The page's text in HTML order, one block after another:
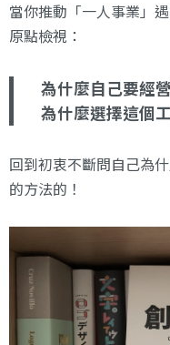
當你推動「一人事業」
原點檢視：
為什麼自己要經
為什麼選擇這個
回到初衷不斷問自己為
的方法的！